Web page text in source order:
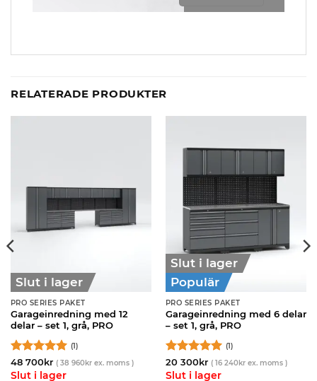
RELATERADE PRODUKTER
Slut i lager
PRO SERIES PAKET
Garageinredning med 12
delar – set 1, grå, PRO
Betygsatt5
av 5
(1)
48 700kr ( 38 960krex. moms )
Slut i lager
Slut i lager
Populär
PRO SERIES PAKET
Garageinredning med 6 delar
– set 1, grå, PRO
Betygsatt5
av 5
(1)
20 300kr ( 16 240krex. moms )
Slut i lager